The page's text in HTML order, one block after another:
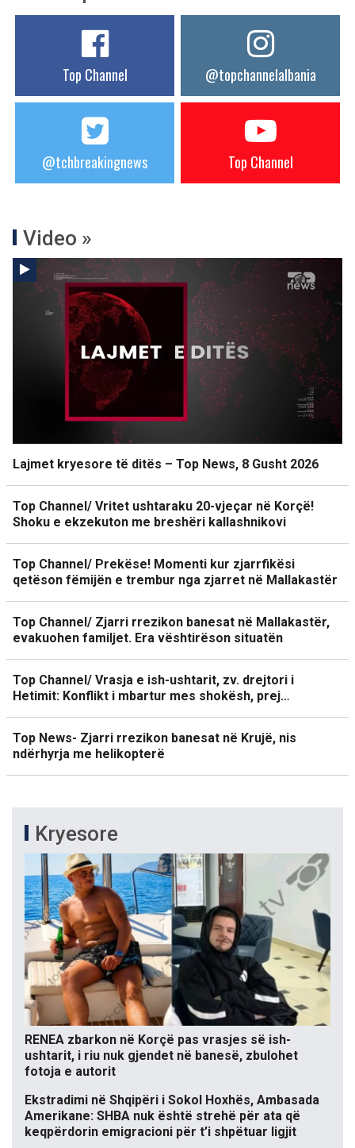
Top Channel @topchannelalbania
@tchbreakingnews Top Channel
Video »
Lajmet kryesore të ditës – Top News, 8 Gusht 2026
Top Channel/ Vritet ushtaraku 20-vjeçar në Korçë!
Shoku e ekzekuton me breshëri kallashnikovi
Top Channel/ Prekëse! Momenti kur zjarrfikësi
qetëson fëmijën e trembur nga zjarret në Mallakastër
Top Channel/ Zjarri rrezikon banesat në Mallakastër,
evakuohen familjet. Era vështirëson situatën
Top Channel/ Vrasja e ish-ushtarit, zv. drejtori i
Hetimit: Konflikt i mbartur mes shokësh, prej…
Top News- Zjarri rrezikon banesat në Krujë, nis
ndërhyrja me helikopterë
Kryesore
RENEA zbarkon në Korçë pas vrasjes së ish-
ushtarit, i riu nuk gjendet në banesë, zbulohet
fotoja e autorit
Ekstradimi në Shqipëri i Sokol Hoxhës, Ambasada
Amerikane: SHBA nuk është strehë për ata që
keqpërdorin emigracioni për t’i shpëtuar ligjit